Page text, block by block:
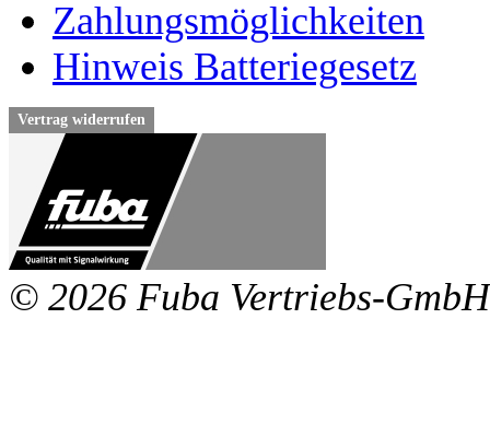
Zahlungsmöglichkeiten
Hinweis Batteriegesetz
Vertrag widerrufen
© 2026 Fuba Vertriebs-GmbH